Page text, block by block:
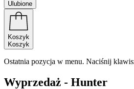
Ulubione
Koszyk
Koszyk
Ostatnia pozycja w menu. Naciśnij
Wyprzedaż - Hunter